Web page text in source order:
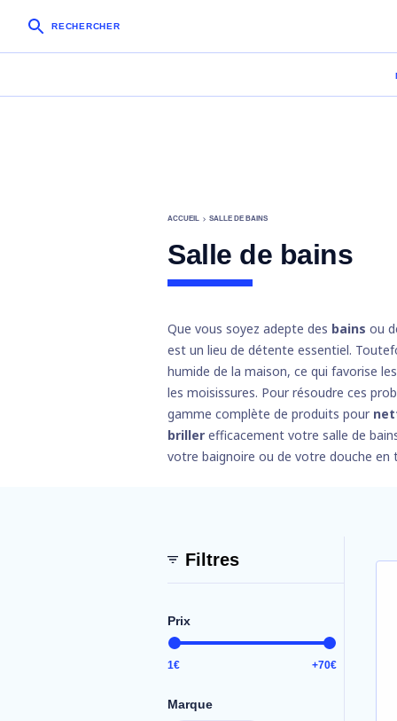
RECHERCHER
ACCUEIL SALLE DE BAINS
Salle de bains
Que vous soyez adepte des bains ou
est un lieu de détente essentiel.
humide de la maison, ce qui favorise
les moisissures. Pour résoudre ces
gamme complète de produits pour
briller efficacement votre salle de
votre baignoire ou de votre douche en
Filtres
Prix
1€ +70€
Marque